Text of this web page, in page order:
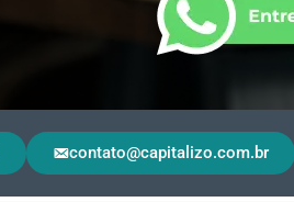
contato@capitalizo.com.br